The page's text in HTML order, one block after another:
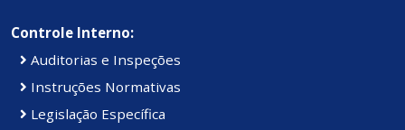
Controle Interno:
Auditorias e Inspeções
Instruções Normativas
Legislação Específica